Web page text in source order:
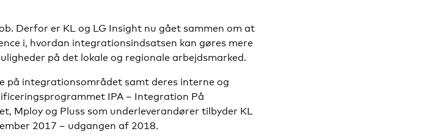
Derfor er KL og LG Insight nu gået sammen om at
i, hvordan integrationsindsatsen kan gøres mere
på det lokale og regionale arbejdsmarked.
på integrationsområdet samt deres interne og
IPA – Integration På
Mploy og Pluss som underleverandører tilbyder KL
2017 – udgangen af 2018.